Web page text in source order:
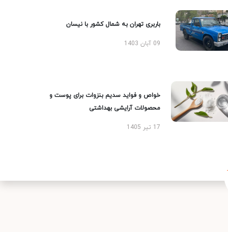
باربری تهران به شمال کشور با نیسان
09 آبان 1403
خواص و فواید سدیم بنزوات برای پوست و
محصولات آرایشی بهداشتی
17 تیر 1405